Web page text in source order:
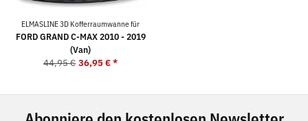
ELMASLINE 3D Kofferraumwanne für
FORD GRAND C-MAX 2010 - 2019
(Van)
44,95 € 36,95 €*